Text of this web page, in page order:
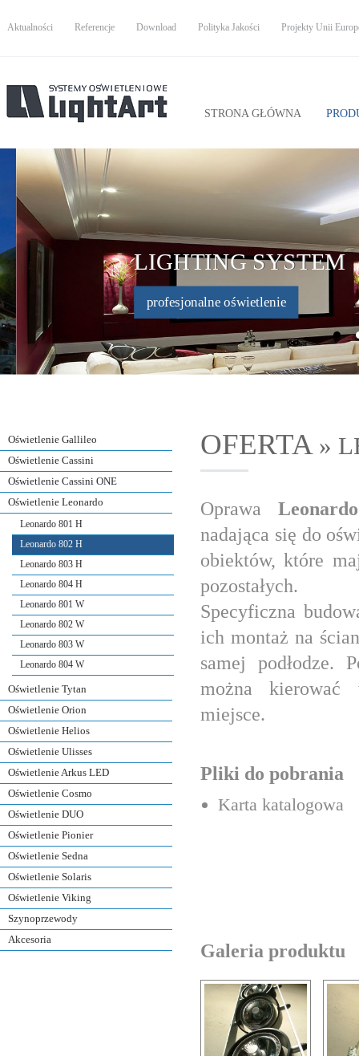
Aktualności Referencje Download Polityka Jakości Projekty Unii
STRONA GŁÓWNA
LIGHTING SYSTEM
profesjonalne oświetlenie
Oświetlenie Gallileo
Oświetlenie Cassini
Oświetlenie Cassini ONE
Oświetlenie Leonardo
Leonardo 801 H
Leonardo 802 H
Leonardo 803 H
Leonardo 804 H
Leonardo 801 W
Leonardo 802 W
Leonardo 803 W
Leonardo 804 W
Oświetlenie Tytan
Oświetlenie Orion
Oświetlenie Helios
Oświetlenie Ulisses
Oświetlenie Arkus LED
Oświetlenie Cosmo
Oświetlenie DUO
Oświetlenie Pionier
Oświetlenie Sedna
Oświetlenie Solaris
Oświetlenie Viking
Szynoprzewody
Akcesoria
OFERTA »
OprawaLeonardo
nadająca się do
obiektów, które
pozostałych.
Specyficzna
ich montaż na
samej podłodze.
można kierować
miejsce.
Pliki do pobrania
Karta katalogowa
Galeria produktu